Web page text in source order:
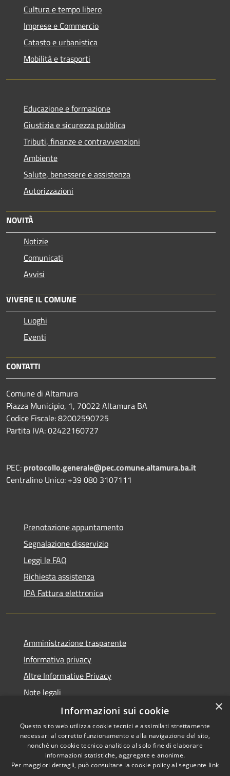
Cultura e tempo libero
Imprese e Commercio
Catasto e urbanistica
Mobilità e trasporti
Educazione e formazione
Giustizia e sicurezza pubblica
Tributi, finanze e contravvenzioni
Ambiente
Salute, benessere e assistenza
Autorizzazioni
NOVITÀ
Notizie
Comunicati
Avvisi
VIVERE IL COMUNE
Luoghi
Eventi
CONTATTI
Comune di Altamura
Piazza Municipio, 1, 70022 Altamura BA
Codice Fiscale: 82002590725
Partita IVA: 02422160727
PEC: protocollo.generale@pec.comune.altamura.ba.it
Centralino Unico: +39 080 3107111
Prenotazione appuntamento
Segnalazione disservizio
Leggi le FAQ
Richiesta assistenza
IPA Fattura elettronica
Amministrazione trasparente
Informativa privacy
Altre Informative Privacy
Note legali
Dichiarazione di accessibilità
RSS
Accessibilità
Copyright © 2026 • Comune di
×
Informazioni sui cookie
Questo sito web utilizza cookie tecnici e assimilati strettamente
necessari al corretto funzionamento e alla navigazione del sito,
nonché un cookie tecnico analitico al solo fine di elaborare
informazioni statistiche, aggregate e anonime.
Per maggiori dettagli, può consultare la cookie policy al seguente link